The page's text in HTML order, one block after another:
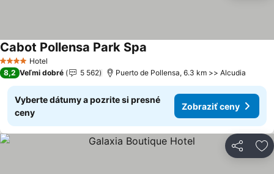
4 Počet hviezdičiek
Hotel
Cabot Pollensa Park Spa
8,2 Veľmi dobré 5 562 Puerto de Pollensa, 6.3 km >> Alcudia
Vyberte dátumy a pozrite si presné
ceny
Zobraziť ceny
Zdieľať